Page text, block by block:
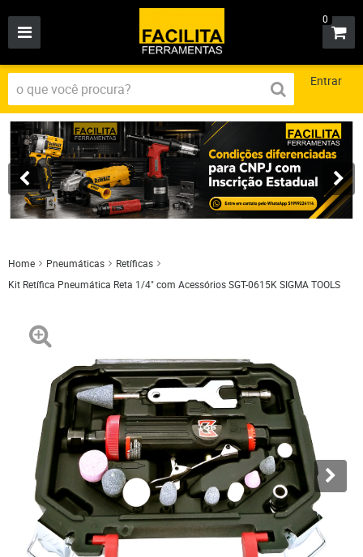
0
Entrar
Home Pneumáticas
Retíficas
Kit Retífica Pneumática Reta 1/4" com Acessórios SGT-0615K SIGMA TOOLS